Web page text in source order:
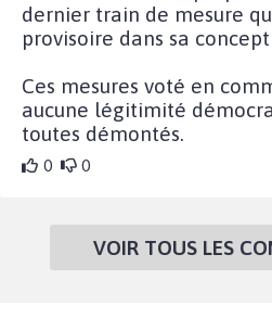
dernier train de mesure
provisoire dans sa
Ces mesures voté en
aucune légitimité
toutes démontés.
0 0
VOIR TOUS LES